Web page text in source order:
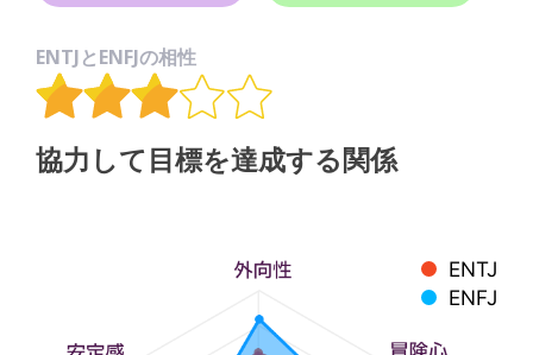
ENTJとENFJの相性
協力して目標を達成する関係
ENTJ
ENFJ